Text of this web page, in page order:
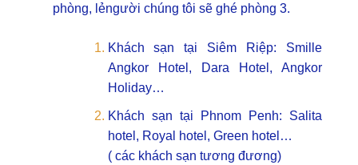
phòng, lẻngười chúng tôi sẽ ghé phòng 3.
Khách sạn tại Siêm Riệp: Smille
Angkor Hotel, Dara Hotel, Angkor
Holiday…
Khách sạn tại Phnom Penh: Salita
hotel, Royal hotel, Green hotel…
( các khách sạn tương đương)